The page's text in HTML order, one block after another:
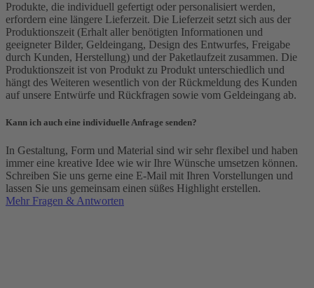
Produkte, die individuell gefertigt oder personalisiert werden,
erfordern eine längere Lieferzeit. Die Lieferzeit setzt sich aus der
Produktionszeit (Erhalt aller benötigten Informationen und
geeigneter Bilder, Geldeingang, Design des Entwurfes, Freigabe
durch Kunden, Herstellung) und der Paketlaufzeit zusammen. Die
Produktionszeit ist von Produkt zu Produkt unterschiedlich und
hängt des Weiteren wesentlich von der Rückmeldung des Kunden
auf unsere Entwürfe und Rückfragen sowie vom Geldeingang ab.
Kann ich auch eine individuelle Anfrage senden?
In Gestaltung, Form und Material sind wir sehr flexibel und haben
immer eine kreative Idee wie wir Ihre Wünsche umsetzen können.
Schreiben Sie uns gerne eine E-Mail mit Ihren Vorstellungen und
lassen Sie uns gemeinsam einen süßes Highlight erstellen.
Mehr Fragen & Antworten